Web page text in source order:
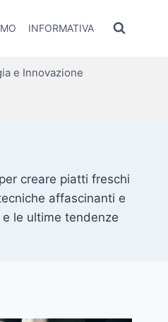
INFORMATIVA
e Innovazione
creare piatti freschi
affascinanti e
le ultime tendenze